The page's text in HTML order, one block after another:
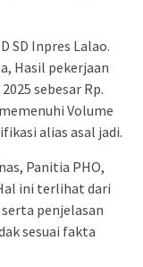
SD Inpres Lalao.
Hasil pekerjaan
sebesar Rp.
Volume
alias asal jadi.
Panitia PHO,
ini terlihat dari
penjelasan
sesuai fakta